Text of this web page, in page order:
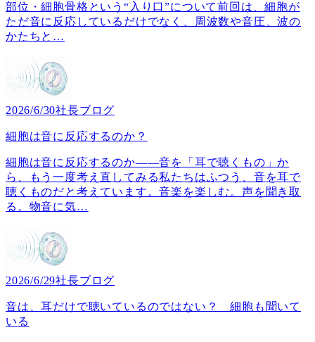
部位・細胞骨格という“入り口”について前回は、細胞が
ただ音に反応しているだけでなく、周波数や音圧、波の
かたちと …
2026/6/30社長ブログ
細胞は音に反応するのか？
細胞は音に反応するのか――音を「耳で聴くもの」か
ら、もう一度考え直してみる私たちはふつう、音を耳で
聴くものだと考えています。音楽を楽しむ。声を聞き取
る。物音に気…
2026/6/29社長ブログ
音は、耳だけで聴いているのではない？ 細胞も聞いて
いる